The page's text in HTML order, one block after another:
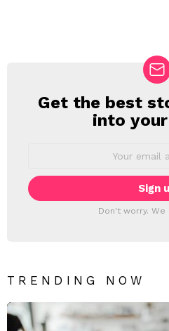
NEWSLETTER
Get the best
into
Don't worry. We
TRENDING NOW